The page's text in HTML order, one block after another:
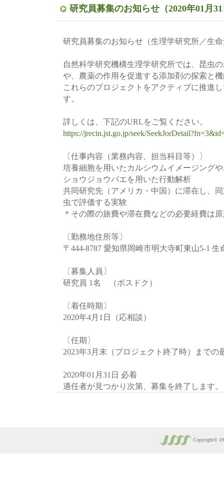
研究員募集のお知らせ（2020年01月
研究員募集のお知らせ（生理学研究所／生
自然科学研究機構生理学研究所では、昆虫
や、農薬の作用を促進する添加剤の探索と
これらのプロジェクトをアクティブに推進
す。
詳しくは、下記のURLをご覧ください。
https://jrecin.jst.go.jp/seek/
〔仕事内容（業務内容、担当科目等）〕
培養細胞を用いたカルシウムイメージング
ショウジョウバエを用いた行動解析
共同研究先（アメリカ・中国）に滞在し、
虫で評価する実験
＊その際の旅費や滞在費などの必要経費は
〔勤務地住所等〕
〒444-8787 愛知県岡崎市明大寺町東山5-1
〔募集人員〕
研究員 1名 （ポスドク）
〔着任時期〕
2020年4月1日（応相談）
〔任期〕
2023年3月末（プロジェクト終了時）までの
2020年01月31日 必着
適任者が見つかり次第、募集を終了します。
Copyright©